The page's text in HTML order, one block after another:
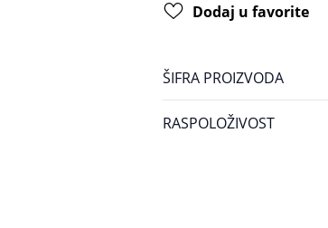
Dodaj u favorite
ŠIFRA PROIZVODA
RASPOLOŽIVOST